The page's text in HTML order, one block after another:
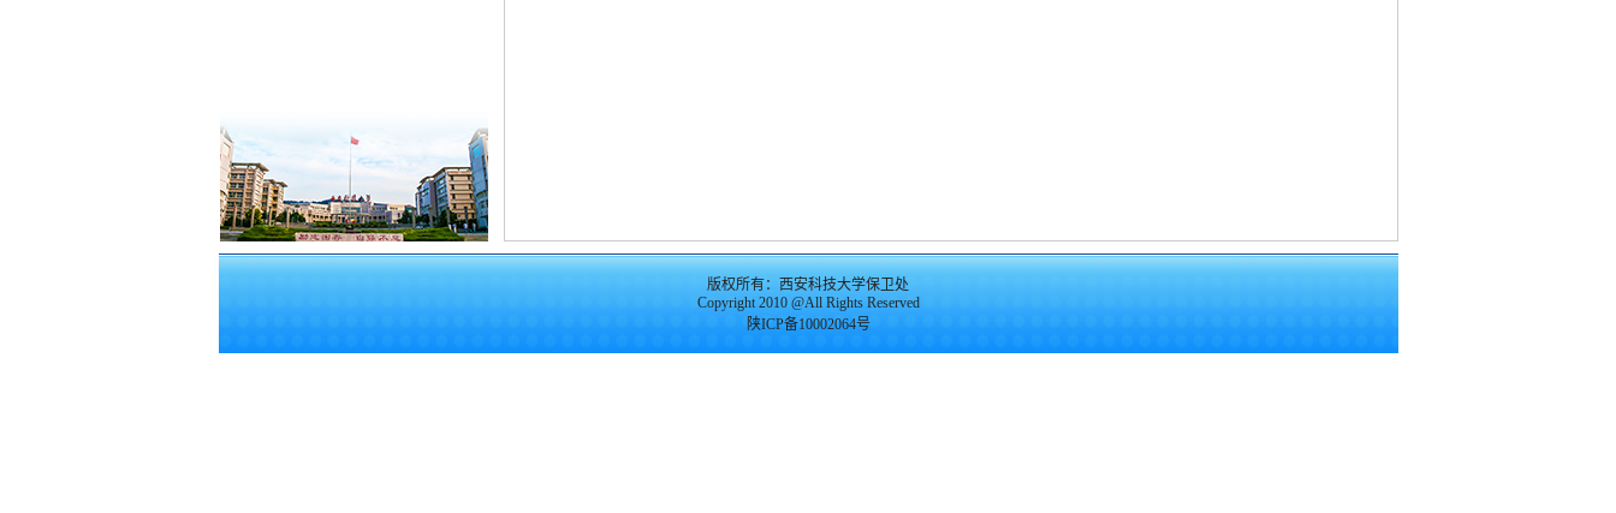
版权所有：西安科技大学保卫处
Copyright 2010 @All Rights Reserved
陕ICP备10002064号